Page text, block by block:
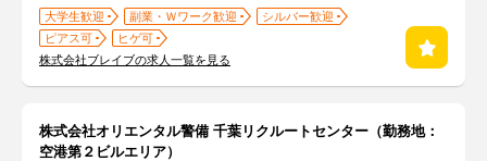
大学生歓迎 副業・Ｗワーク歓迎
シルバー歓迎
ピアス可
ヒゲ可
株式会社ブレイブの求人一覧を見る
株式会社オリエンタル警備 千葉リクルートセンター（勤務地：
空港第２ビルエリア）